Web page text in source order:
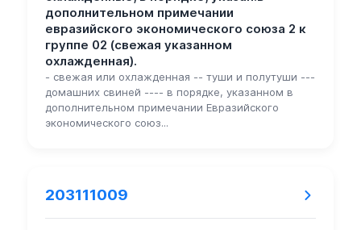
дополнительном примечании
евразийского экономического союза 2 к
группе 02 (свежая указанном
охлажденная).
- свежая или охлажденная -- туши и полутуши ---
домашних свиней ---- в порядке, указанном в
дополнительном примечании Евразийского
экономического союз...
203111009